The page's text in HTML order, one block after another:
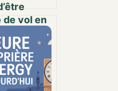
vol en
et